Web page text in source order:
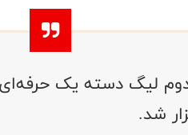
لیگ دسته یک حرفه‌ای